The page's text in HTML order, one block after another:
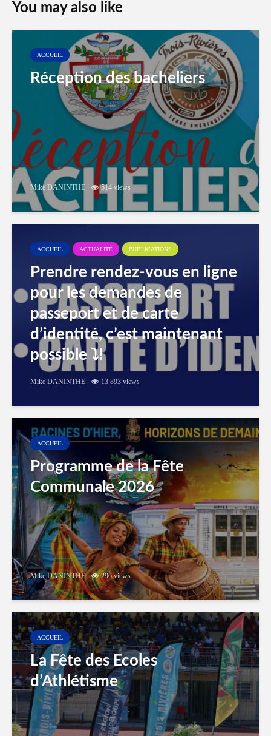
You may also like
ACCUEIL
Réception des bacheliers
Mike DANINTHE 514 views
ACCUEIL ACTUALITÉ PUBLICATIONS
Prendre rendez-vous en ligne
pour les demandes de
passeport et de carte
d’identité, c’est maintenant
possible ⤵️!
Mike DANINTHE 13 893 views
ACCUEIL
Programme de la Fête
Communale 2026
Mike DANINTHE 296 views
ACCUEIL
La Fête des Ecoles
d’Athlétisme